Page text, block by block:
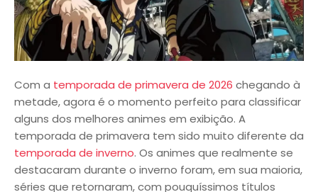
Com a temporada de primavera de 2026 chegando à
metade, agora é o momento perfeito para classificar
alguns dos melhores animes em exibição. A
temporada de primavera tem sido muito diferente da
temporada de inverno. Os animes que realmente se
destacaram durante o inverno foram, em sua maioria,
séries que retornaram, com pouquíssimos títulos